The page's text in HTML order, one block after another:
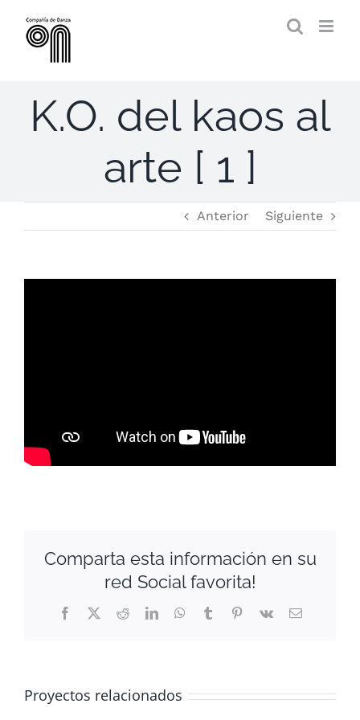
K.O. del kaos al
arte [ 1 ]
Anterior Siguiente
Comparta esta información en su
red Social favorita!
Facebook
X RedditLinkedInWhatsApp
TumblrPinterest
Vk
Correo
Proyectos relacionados